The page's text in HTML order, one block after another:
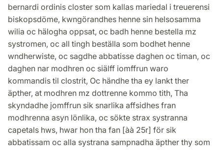
bernardi ordinis closter som kallas mariedal i treuerensi
biskopsdöme, kwngörandhes henne sin helsosamma
wilia oc hälogha oppsat, oc badh henne bestella mz
systromen, oc all tingh beställa som bodhet henne
wndherwiste, oc sagdhe abbatisse daghen oc timan, oc
daghen nar modhren oc siälff iomffrun waro
kommandis til clostrit, Oc händhe tha ey lankt ther
äpther, at modhren mz dottrenne kommo tith, Tha
skyndadhe jomffrun sik snarlika affsidhes fran
modhrenna asyn lönlika, oc sökte strax systranna
capetals hws, hwar hon tha fan [àà 25r] för sik
abbatissam oc alla systrana sampnadha äpther thy som